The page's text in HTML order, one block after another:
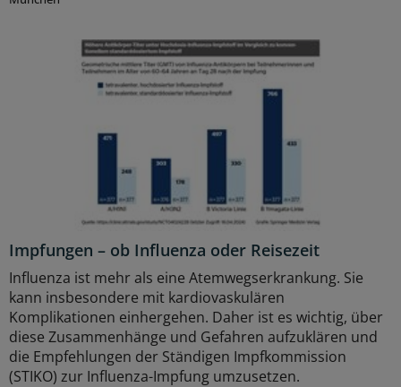
Impfungen – ob Influenza oder Reisezeit
Influenza ist mehr als eine Atemwegserkrankung. Sie
kann insbesondere mit kardiovaskulären
Komplikationen einhergehen. Daher ist es wichtig, über
diese Zusammenhänge und Gefahren aufzuklären und
die Empfehlungen der Ständigen Impfkommission
(STIKO) zur Influenza-Impfung umzusetzen.